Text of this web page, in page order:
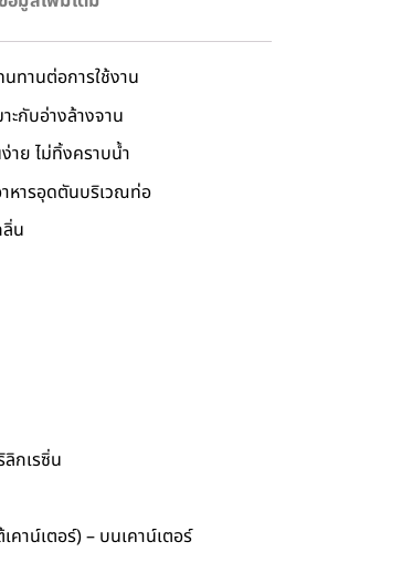
ทานต่อการใช้งาน
ะกับอ่างล้างจาน
าย ไม่ทิ้งคราบน้ำ
หารอุดตันบริเวณท่อ
น
กเรซิ่น
คาน์เตอร์) – บนเคาน์เตอร์